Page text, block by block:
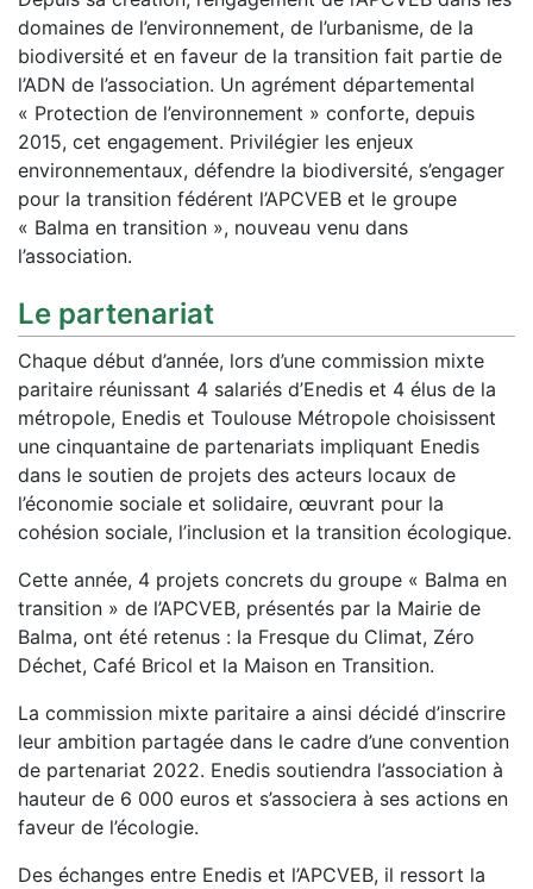
domaines de l’environnement, de l’urbanisme, de la
biodiversité et en faveur de la transition fait partie de
l’ADN de l’association. Un agrément départemental
« Protection de l’environnement » conforte, depuis
2015, cet engagement. Privilégier les enjeux
environnementaux, défendre la biodiversité, s’engager
pour la transition fédérent l’APCVEB et le groupe
« Balma en transition », nouveau venu dans
l’association.
Le partenariat
Chaque début d’année, lors d’une commission mixte
paritaire réunissant 4 salariés d’Enedis et 4 élus de la
métropole, Enedis et Toulouse Métropole choisissent
une cinquantaine de partenariats impliquant Enedis
dans le soutien de projets des acteurs locaux de
l’économie sociale et solidaire, œuvrant pour la
cohésion sociale, l’inclusion et la transition écologique.
Cette année, 4 projets concrets du groupe « Balma en
transition » de l’APCVEB, présentés par la Mairie de
Balma, ont été retenus : la Fresque du Climat, Zéro
Déchet, Café Bricol et la Maison en Transition.
La commission mixte paritaire a ainsi décidé d’inscrire
leur ambition partagée dans le cadre d’une convention
de partenariat 2022. Enedis soutiendra l’association à
hauteur de 6 000 euros et s’associera à ses actions en
faveur de l’écologie.
Des échanges entre Enedis et l’APCVEB, il ressort la